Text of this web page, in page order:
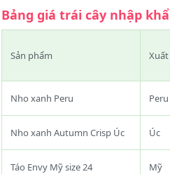
Bảng giá trái cây nhập
Sản phẩm
Nho xanh Peru Peru
Nho xanh Autumn Crisp Úc Úc
Táo Envy Mỹ size 24 Mỹ